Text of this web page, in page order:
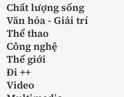
Chất lượng sống
Văn hóa - Giải trí
Thể thao
Công nghệ
Thế giới
Đi ++
Video